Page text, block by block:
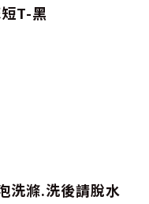
T-黑
洗滌.洗後請脫水